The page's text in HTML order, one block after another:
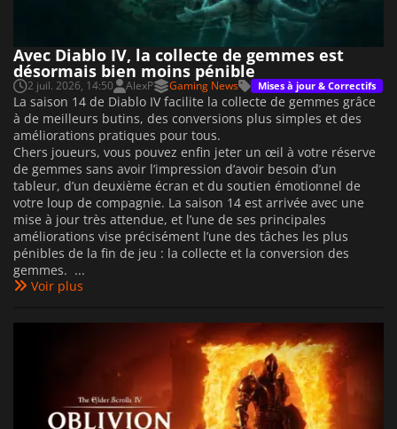
Avec Diablo IV, la collecte de gemmes est
désormais bien moins pénible
2 juil. 2026, 14:50 AlexP Gaming News Mises à jour & Correctifs
La saison 14 de Diablo IV facilite la collecte de gemmes grâce
à de meilleurs butins, des conversions plus simples et des
améliorations pratiques pour tous.
Chers joueurs, vous pouvez enfin jeter un œil à votre réserve
de gemmes sans avoir l’impression d’avoir besoin d’un
tableur, d’un deuxième écran et du soutien émotionnel de
votre loup de compagnie. La saison 14 est arrivée avec une
mise à jour très attendue, et l’une de ses principales
améliorations vise précisément l’une des tâches les plus
pénibles de la fin de jeu : la collecte et la conversion des
gemmes. ...
Voir plus